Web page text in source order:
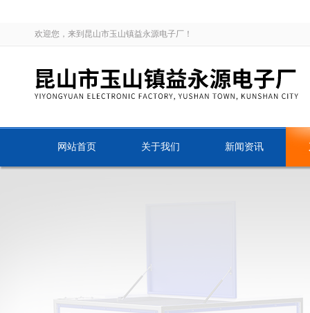
欢迎您，来到昆山市玉山镇益永源电子厂！
网站首页 关于我们 新闻资讯